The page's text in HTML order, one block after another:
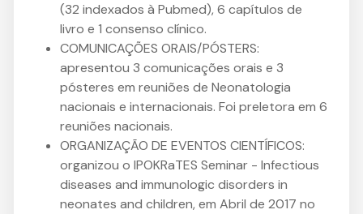
(32 indexados à Pubmed), 6 capítulos de
livro e 1 consenso clínico.
COMUNICAÇÕES ORAIS/PÓSTERS:
apresentou 3 comunicações orais e 3
pósteres em reuniões de Neonatologia
nacionais e internacionais. Foi preletora em 6
reuniões nacionais.
ORGANIZAÇÃO DE EVENTOS CIENTÍFICOS:
organizou o IPOKRaTES Seminar - Infectious
diseases and immunologic disorders in
neonates and children, em Abril de 2017 no